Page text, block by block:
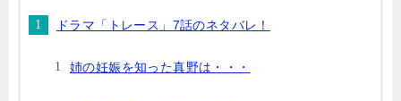
ドラマ「トレース」7話のネタバレ！
姉の妊娠を知った真野は・・・